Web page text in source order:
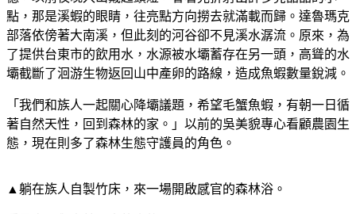
點，那是溪蝦的眼睛，往亮點方向撈去就滿載而歸。達魯瑪克
部落依傍著大南溪，但此刻的河谷卻不見溪水潺流。原來，為
了提供台東市的飲用水，水源被水壩蓄存在另一頭，高聳的水
壩截斷了洄游生物返回山中產卵的路線，造成魚蝦數量銳減。
「我們和族人一起關心降壩議題，希望毛蟹魚蝦，有朝一日循
著自然天性，回到森林的家。」以前的吳美貌專心看顧農園生
態，現在則多了森林生態守護員的角色。
▲躺在族人自製竹床，來一場開啟感官的森林浴。